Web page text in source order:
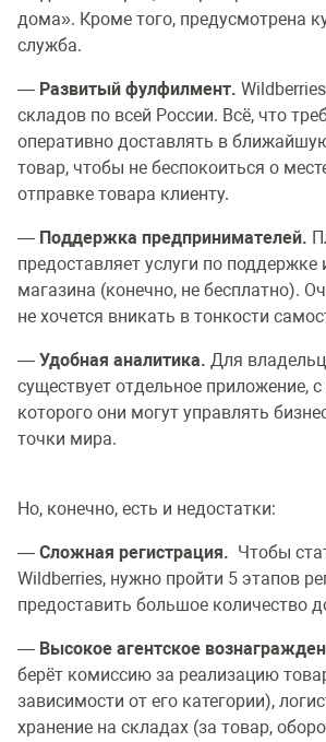
дома». Кроме того, предусмотрена
служба.
— Развитый фулфилмент.
складов по всей России. Всё, что
оперативно доставлять в
товар, чтобы не беспокоиться о
отправке товара клиенту.
— Поддержка предпринимателей.
предоставляет услуги по
магазина (конечно, не бесплатно).
не хочется вникать в тонкости
— Удобная аналитика. Для
существует отдельное приложение,
которого они могут управлять
точки мира.
Но, конечно, есть и недостатки:
— Сложная регистрация. Чтобы
Wildberries, нужно пройти 5 этапов
предоставить большое количество
— Высокое агентское
берёт комиссию за реализацию
зависимости от его категории),
хранение на складах (за товар,